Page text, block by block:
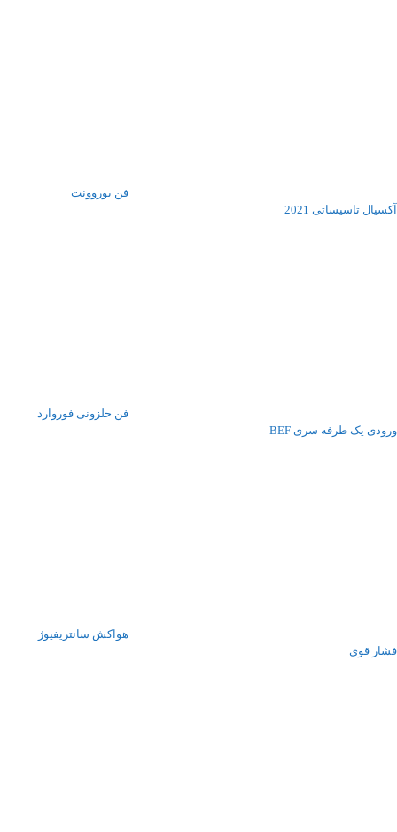
فن یوروونت
آکسیال تاسیساتی 2021
فن حلزونی فوروارد
ورودی یک طرفه سری BEF
هواکش سانتریفیوژ
فشار قوی